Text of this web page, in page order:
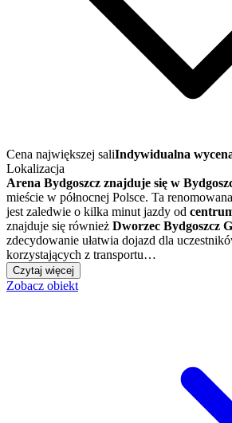
Cena największej saliIndywidualna
Lokalizacja
Arena Bydgoszcz znajduje się w
mieście w północnej Polsce. Ta
jest zaledwie o kilka minut jazdy od
znajduje się również Dworzec Bydgoszcz
zdecydowanie ułatwia dojazd dla
korzystających z transportu…
Czytaj więcej
Zobacz obiekt